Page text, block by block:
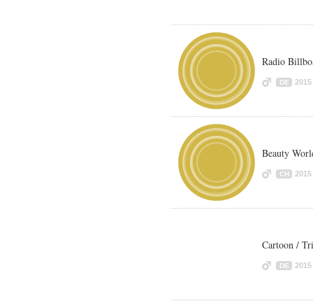
Radio
DE 2015
Beauty
CH 2015
Cartoon /
DE 2015